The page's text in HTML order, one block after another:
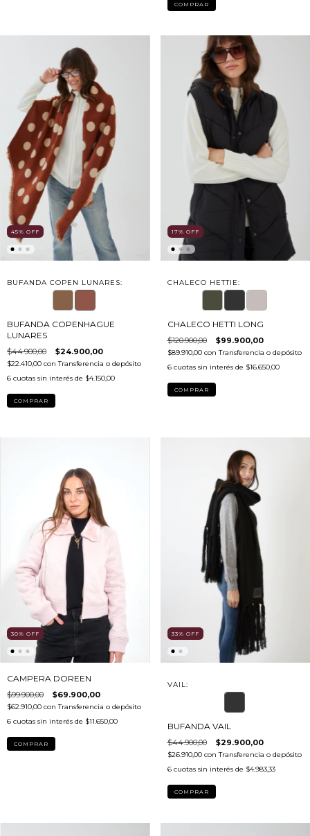
COMPRAR
45% OFF
BUFANDA COPEN LUNARES:
BUFANDA COPENHAGUE
LUNARES
$44.900,00 $24.900,00
$22.410,00 con Transferencia o depósito
6 cuotas sin interés de $4.150,00
17% OFF
CHALECO HETTIE:
CHALECO HETTI LONG
$120.900,00 $99.900,00
$89.910,00 con Transferencia o depósito
6 cuotas sin interés de $16.650,00
COMPRAR
30% OFF
CAMPERA DOREEN
$99.900,00 $69.900,00
$62.910,00 con Transferencia o depósito
6 cuotas sin interés de $11.650,00
COMPRAR
33% OFF
VAIL:
BUFANDA VAIL
$44.900,00 $29.900,00
$26.910,00 con Transferencia o depósito
6 cuotas sin interés de $4.983,33
COMPRAR